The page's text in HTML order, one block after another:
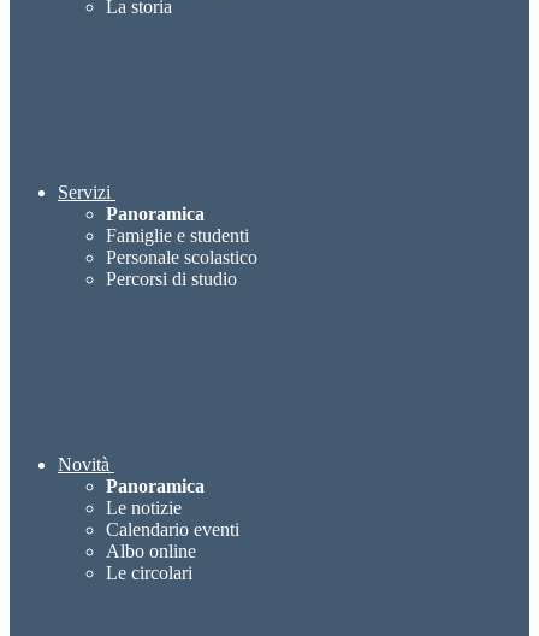
La storia
Servizi
Panoramica
Famiglie e studenti
Personale scolastico
Percorsi di studio
Novità
Panoramica
Le notizie
Calendario eventi
Albo online
Le circolari